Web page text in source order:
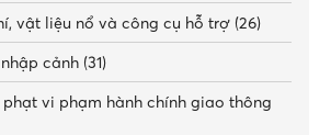
vật liệu nổ và công cụ hỗ trợ (26)
cảnh (31)
vi phạm hành chính giao thông